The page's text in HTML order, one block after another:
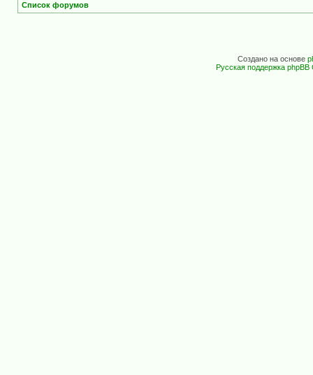
Список форумов
Создано на основе
Русская поддержка phpBB